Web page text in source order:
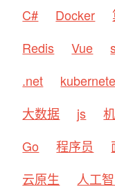
C#
Docker
Redis
Vue
.net
大数据
js
Go
程序员
云原生
人工